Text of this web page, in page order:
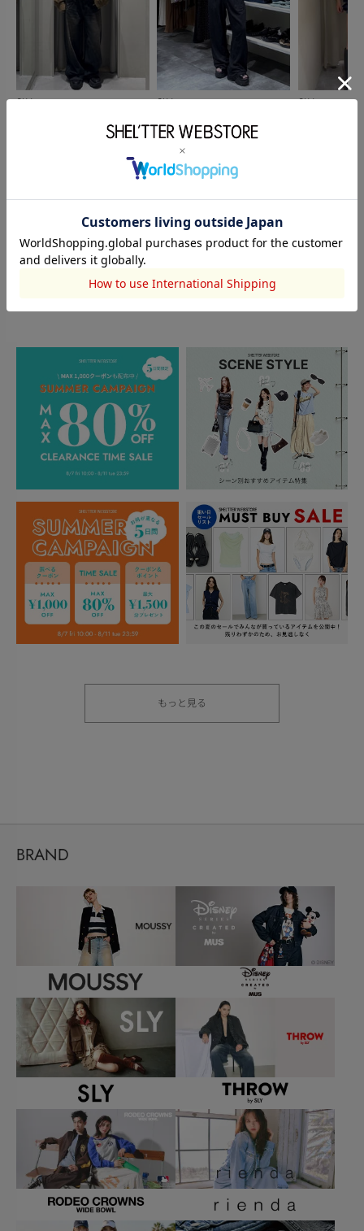
SLY
SLY
152cm
SLY
このアイテムを見た人がチェックしている商品
閲覧中カテゴリーのランキング
もっと見る
BRAND